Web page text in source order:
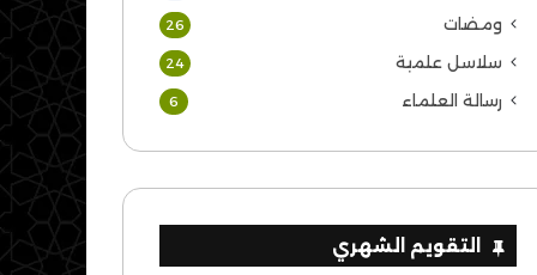
ومضات 26
سلاسل علمية 24
رسالة العلماء 6
التقويم الشهري